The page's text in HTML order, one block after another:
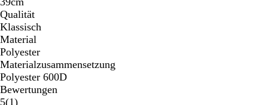
Qualität
Klassisch
Material
Polyester
Materialzusammensetzung
Polyester 600D
Bewertungen
5(11
)